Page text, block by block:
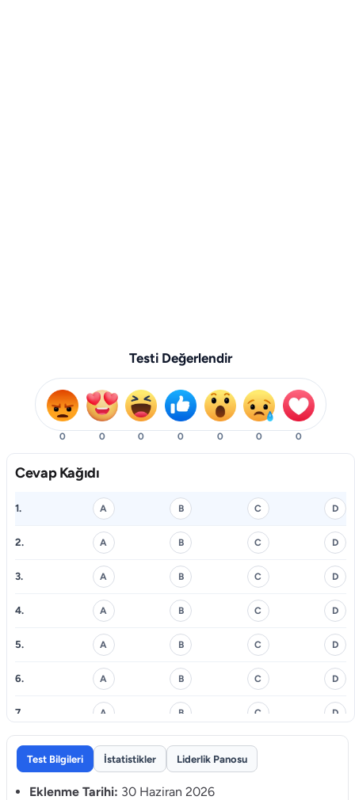
Testi Değerlendir
0 0 0 0 0 0 0
Cevap Kağıdı
1. A B C D
2. A B C D
3. A B C D
4. A B C D
5. A B C D
6. A B C D
7. A B C D
8. A B C
Test Bilgileri İstatistikler Liderlik Panosu
Eklenme Tarihi: 30 Haziran 2026